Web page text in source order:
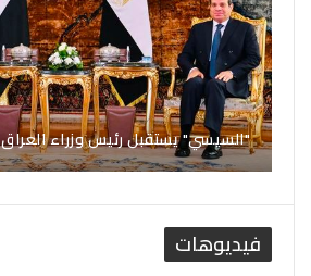
"السيسي" يستقبل رئيس وزراء العراق
فيديوهات